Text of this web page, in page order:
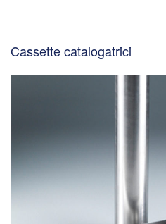
Cassette catalogatrici